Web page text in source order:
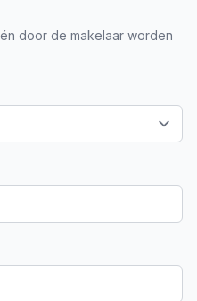
door de makelaar worden